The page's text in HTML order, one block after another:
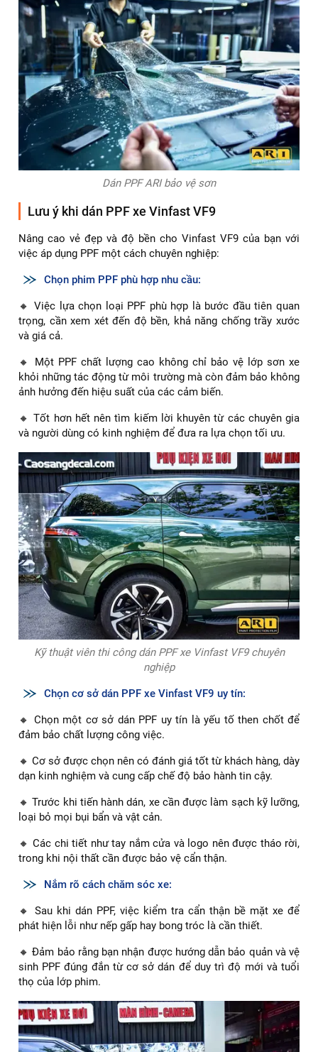
Dán PPF ARI bảo vệ sơn
Lưu ý khi dán PPF xe Vinfast VF9
Nâng cao vẻ đẹp và độ bền cho Vinfast VF9 của bạn với
việc áp dụng PPF một cách chuyên nghiệp:
Chọn phim PPF phù hợp nhu cầu:
🔸 Việc lựa chọn loại PPF phù hợp là bước đầu tiên quan
trọng, cần xem xét đến độ bền, khả năng chống trầy xước
và giá cả.
🔸 Một PPF chất lượng cao không chỉ bảo vệ lớp sơn xe
khỏi những tác động từ môi trường mà còn đảm bảo không
ảnh hưởng đến hiệu suất của các cảm biến.
🔸 Tốt hơn hết nên tìm kiếm lời khuyên từ các chuyên gia
và người dùng có kinh nghiệm để đưa ra lựa chọn tối ưu.
Kỹ thuật viên thi công dán PPF xe Vinfast VF9 chuyên
nghiệp
Chọn cơ sở dán PPF xe Vinfast VF9 uy tín:
🔸 Chọn một cơ sở dán PPF uy tín là yếu tố then chốt để
đảm bảo chất lượng công việc.
🔸 Cơ sở được chọn nên có đánh giá tốt từ khách hàng, dày
dạn kinh nghiệm và cung cấp chế độ bảo hành tin cậy.
🔸 Trước khi tiến hành dán, xe cần được làm sạch kỹ lưỡng,
loại bỏ mọi bụi bẩn và vật cản.
🔸 Các chi tiết như tay nắm cửa và logo nên được tháo rời,
trong khi nội thất cần được bảo vệ cẩn thận.
Nắm rõ cách chăm sóc xe:
🔸 Sau khi dán PPF, việc kiểm tra cẩn thận bề mặt xe để
phát hiện lỗi như nếp gấp hay bong tróc là cần thiết.
🔸 Đảm bảo rằng bạn nhận được hướng dẫn bảo quản và vệ
sinh PPF đúng đắn từ cơ sở dán để duy trì độ mới và tuổi
thọ của lớp phim.